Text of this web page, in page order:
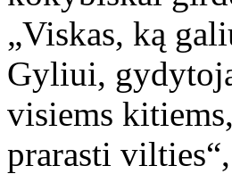
„Viskas, ką
Gyliui,
visiems
prarasti